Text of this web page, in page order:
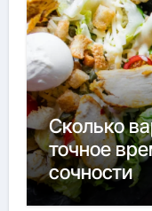
Сколько
точное
сочности